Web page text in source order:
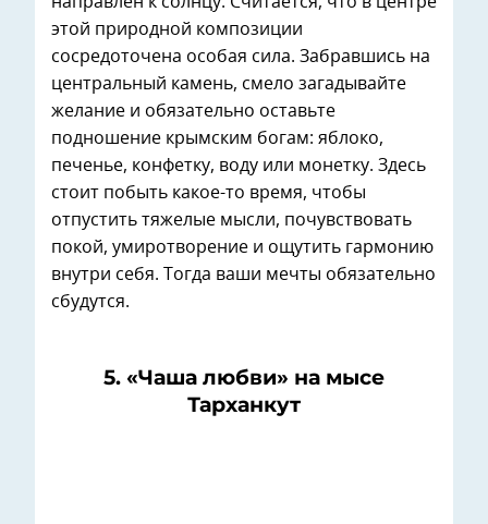
этой природной композиции
сосредоточена особая сила. Забравшись на
центральный камень, смело загадывайте
желание и обязательно оставьте
подношение крымским богам: яблоко,
печенье, конфетку, воду или монетку. Здесь
стоит побыть какое-то время, чтобы
отпустить тяжелые мысли, почувствовать
покой, умиротворение и ощутить гармонию
внутри себя. Тогда ваши мечты обязательно
сбудутся.
5. «Чаша любви» на мысе
Тарханкут